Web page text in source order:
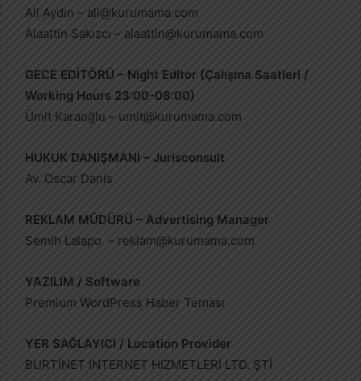
Ali Aydın – ali@kurumama.com
Alaattin Sakızcı – alaattin@kurumama.com
GECE EDİTÖRÜ – Night Editor (Çalışma Saatleri /
Working Hours 23:00-08:00)
Ümit Karaoğlu – umit@kurumama.com
HUKUK DANIŞMANI – Jurisconsult
Av. Oscar Danis
REKLAM MÜDÜRÜ – Advertising Manager
Semih Lalapo – reklam@kurumama.com
YAZILIM / Software
Premium WordPress Haber Teması
YER SAĞLAYICI / Location Provider
BURTİNET İNTERNET HİZMETLERİ LTD. ŞTİ